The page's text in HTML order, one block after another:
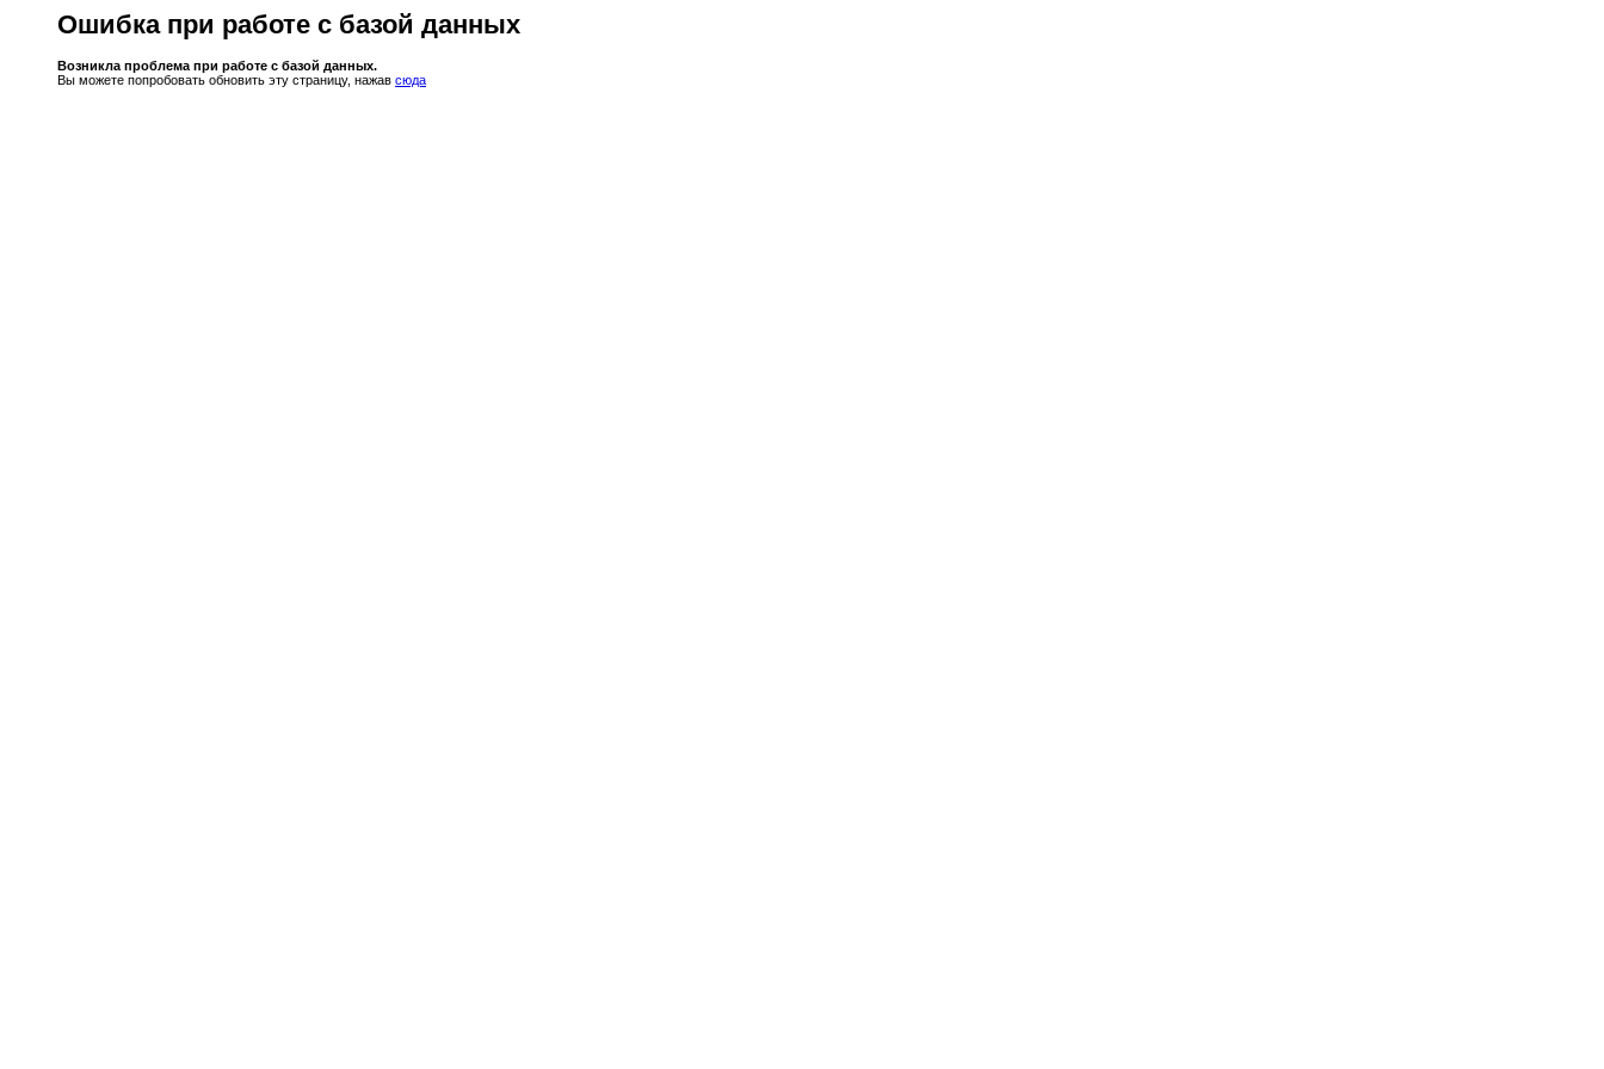
Ошибка при работе с базой данных
Возникла проблема при работе с базой данных.
Вы можете попробовать обновить эту страницу, нажав сюда